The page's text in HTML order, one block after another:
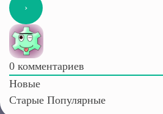
0 комментариев
Новые
Старые Популярные